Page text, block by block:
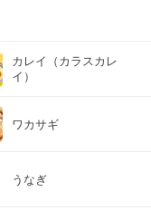
カレイ（カラスカレ
イ）
ワカサギ
うなぎ